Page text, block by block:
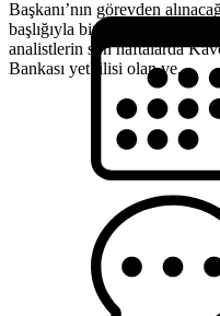
Başkanı’nın görevden
başlığıyla bir analiz
analistlerin son haftalarda
Bankası yetkilisi olan ve...